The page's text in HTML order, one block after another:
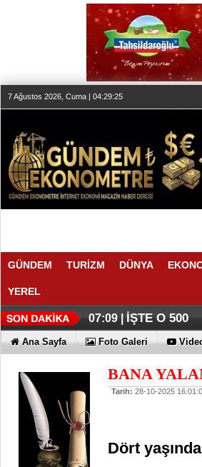
7 Ağustos 2026, Cuma | 04:29:25
GÜNDEM TURİZM DÜNYA
YEREL
07:09 | İŞTE O 500
Ana Sayfa Foto Galeri
BANA
Tarih: 28-10-2025
Dört